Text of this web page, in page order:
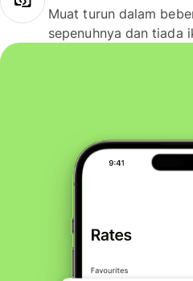
Muat turun dalam
sepenuhnya dan tiada